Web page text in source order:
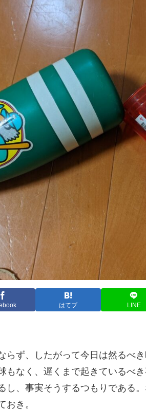
はてブ LINE
らず、したがって今日は然るべ
もなく、遅くまで起きているべ
し、事実そうするつもりである
おき。